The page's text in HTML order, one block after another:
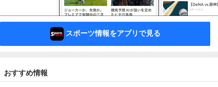
スポーツ情報をアプリで見る
おすすめ情報